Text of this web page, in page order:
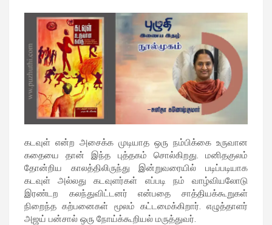
கடவுள் என்ற அசைக்க முடியாத ஒரு நம்பிக்கை உருவான
கதையை தான் இந்த புத்தகம் சொல்கிறது. மனிதகுலம்
தோன்றிய காலத்திலிருந்து இன்றுவரையில் படிப்படியாக
கடவுள் அல்லது கடவுளர்கள் எப்படி நம் வாழ்வியலோடு
இரண்டற கலந்துவிட்டனர் என்பதை சாத்தியக்கூறுகள்
நிறைந்த கற்பனைகள் மூலம் கட்டமைக்கிறார். எழுத்தாளர்
அஜய் பன்சால் ஒரு நோய்க்கூறியல் மருத்துவர்.